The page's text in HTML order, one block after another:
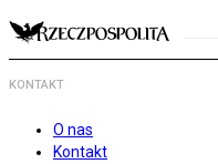
KONTAKT
O nas
Kontakt